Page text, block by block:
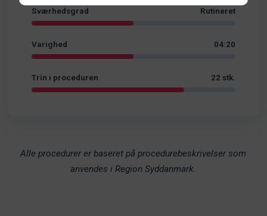
Sværhedsgrad Rutineret
Varighed 04:20
Trin i proceduren 22 stk.
Alle procedurer er baseret på procedurebeskrivelser som
anvendes i Region Syddanmark.